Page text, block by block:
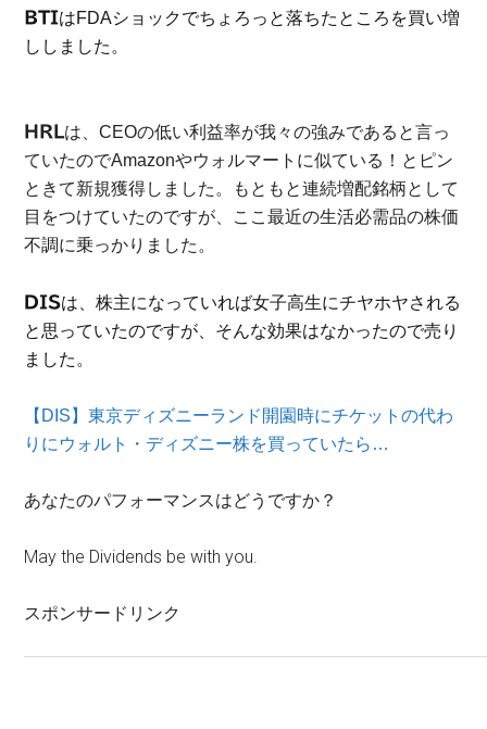
BTIはFDAショックでちょろっと落ちたところを買い増
ししました。
HRL は、CEOの低い利益率が我々の強みであると言っ
ていたのでAmazonやウォルマートに似ている！とピン
ときて新規獲得しました。もともと連続増配銘柄として
目をつけていたのですが、ここ最近の生活必需品の株価
不調に乗っかりました。
DISは、株主になっていれば女子高生にチヤホヤされる
と思っていたのですが、そんな効果はなかったので売り
ました。
【DIS】東京ディズニーランド開園時にチケットの代わ
りにウォルト・ディズニー株を買っていたら…
あなたのパフォーマンスはどうですか？
May the Dividends be with you.
スポンサードリンク